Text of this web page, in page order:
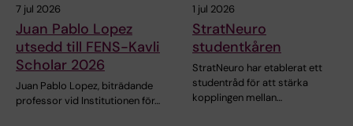
7 jul 2026
Juan Pablo Lopez
utsedd till FENS-Kavli
Scholar 2026
Juan Pablo Lopez, biträdande
professor vid Institutionen för…
1 jul 2026
StratNeuro
studentkåren
StratNeuro har etablerat ett
studentråd för att stärka
kopplingen mellan…